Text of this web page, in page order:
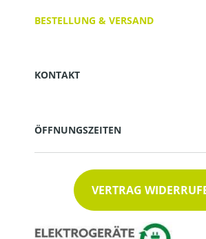
BESTELLUNG & VERSAND
KONTAKT
ÖFFNUNGSZEITEN
VERTRAG